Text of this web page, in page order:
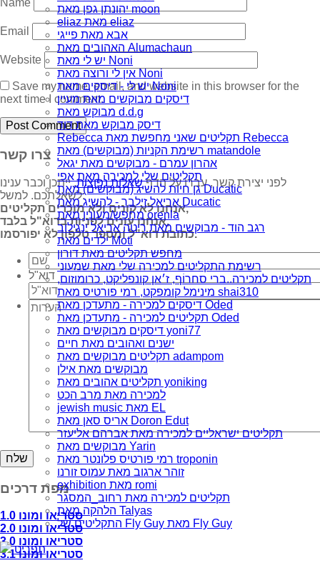
יהונתן גפן מאת moon
eliaz מאת eliaz
אבא מאת פייגי
האהובים מאת Alumachaun
יש לי מאת Noni
אין לי ורוצה מאת Noni
יש לי - דיסקים מאת Noni
דיסקים מבוקשים מאת מעיין
מבוקש מאת d.d.g
דיסק מבוקש מאת דוד
Rebecca תקליטים שאני מחפשת מאת Rebecca
רשימת הקניות (מבוקשים) מאת matandole
אהרון עמרם - מבוקשים מאת יגאל
תקליטים שלי למכירה מאת אפי
גן חיות להשיג (מבוקשים) מאת Ducatic
אריאל זילבר - להשיג מאת Ducatic
מחפש/מעונין מאת orenla
רגב הוד - מבוקשים מאת ריטה אריאל ינגילוב
ילדים מאת Moti
מחפש תקליטים מאת דורון
רשימת התקליטים למכירה שלי מאת שמעוני
תקליטים למכירה..ברי סחרוֹף, ז׳אן קונפליקט, כרומוזום,
מינימל קומפקט, רמי פורטיס מאת shai310
דיסקים למכירה - מתעדכן מאת Oded
תקליטים למכירה - מתעדכן מאת Oded
דיסקים מבוקשים מאת yoni77
ישנים ואהובים מאת חיים
תקליטים מבוקשים מאת adampom
מבוקשים מאת אילן
תקליטים אהובים מאת yoniking
למכירה מאת מרב הכט
jewish music מאת EL
אריס סאן מאת Doron Edut
תקליטים ישראליים למכירה מאת אברהם אליעזר
מבוקשים מאת Yarin
רמי פורטיס פלונטר מאת troponin
זוהר ארגוב מאת עמוס זורנו
exhibition מאת romi
תקליטים למכירה מאת רחוב_המסגר
הלהקה מאת Talyas
התקליטים של Fly Guy מאת Fly Guy
תפריט
Email
Website
Save my name, email, and website in this browser for the
next time I comment.
צרו קשר
לפני יצירת קשר, עברו על הדףשאלות נפוצות, ייתכן וכבר ענינו
לשאלתכם. למשל:
אנחנו לא קונים ולא מוכרים תקליטים,
אנחנו עונים לפניות בדוא"ל בלבד,
כתובת דוא"ל ומספר טלפון לא יפורסמו.
דוא"ל
מפת דרכים
סטריאו ומונו 1.0
סטריאו ומונו 2.0
סטריאו ומונו 3.0
סטריאו ומונו 3.1